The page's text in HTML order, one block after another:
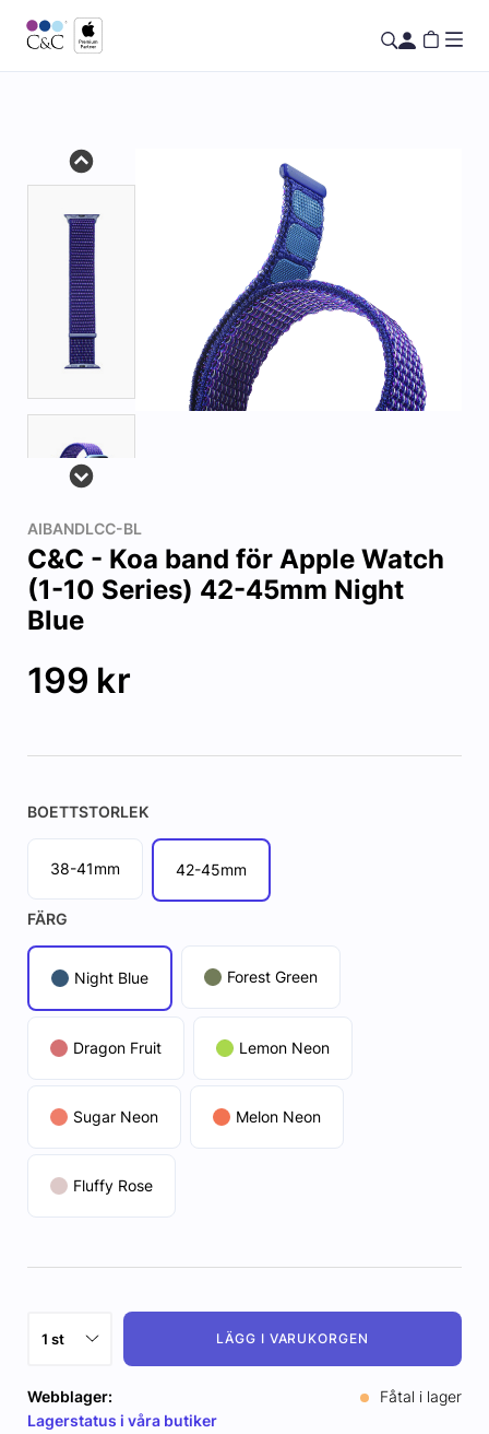
AIBANDLCC-BL
C&C - Koa band för Apple Watch
(1-10 Series) 42-45mm Night
Blue
199 kr
BOETTSTORLEK
38-41mm 42-45mm
FÄRG
Night Blue Forest Green
Dragon Fruit Lemon Neon
Sugar Neon Melon Neon
Fluffy Rose
LÄGG I VARUKORGEN
Webblager:
Fåtal i lager
Lagerstatus i våra butiker